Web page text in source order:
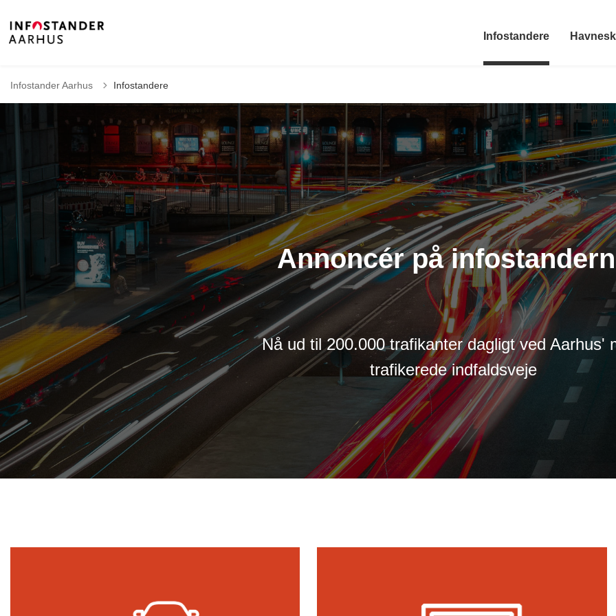
Infostandere
Infostander Aarhus Infostandere
Annoncér på
Nå ud til 200.000 trafikanter dagligt ved Aarhus'
trafikerede indfaldsveje